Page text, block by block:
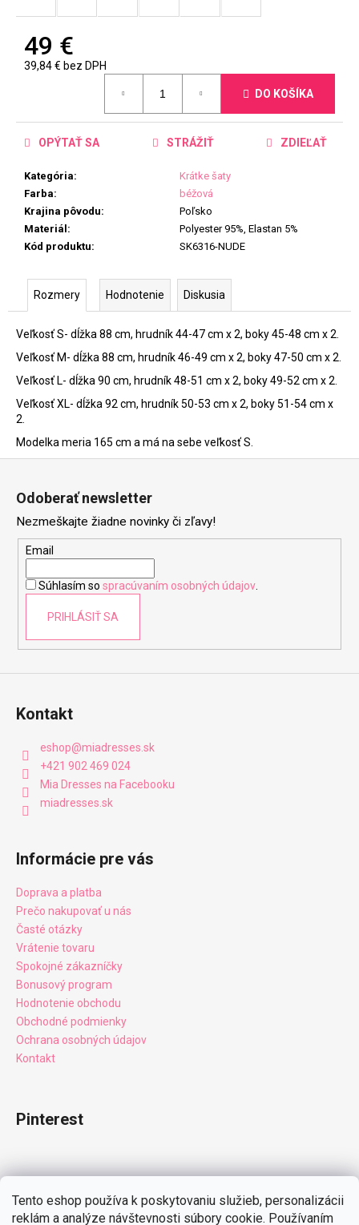
Tento eshop používa k poskytovaniu služieb, personalizácii
reklám a analýze návštevnosti súbory cookie. Používaním
49 €
39,84 € bez DPH
DO KOŠÍKA
Kategória:
Krátke šaty
Farba:
béžová
Krajina pôvodu:
Poľsko
Materiál :
Polyester 95%, Elastan 5%
Kód produktu: SK6316-NUDE
OPÝTAŤ SA STRÁŽIŤ ZDIEĽAŤ
Rozmery Hodnotenie Diskusia
Veľkosť S- dĺžka 88 cm, hrudník 44-47 cm x 2, boky 45-48 cm x 2.
Veľkosť M- dĺžka 88 cm, hrudník 46-49 cm x 2, boky 47-50 cm x 2.
Veľkosť L- dĺžka 90 cm, hrudník 48-51 cm x 2, boky 49-52 cm x 2.
Veľkosť XL- dĺžka 92 cm, hrudník 50-53 cm x 2, boky 51-54 cm x
2.
Modelka meria 165 cm a má na sebe veľkosť S.
Odoberať newsletter
Nezmeškajte žiadne novinky či zľavy!
Email
Súhlasím so spracúvaním osobných údajov.
PRIHLÁSIŤ SA
Kontakt
eshop@miadresses.sk
+421 902 469 024
Mia Dresses na Facebooku
miadresses.sk
Informácie pre vás
Doprava a platba
Prečo nakupovať u nás
Časté otázky
Vrátenie tovaru
Spokojné zákazníčky
Bonusový program
Hodnotenie obchodu
Obchodné podmienky
Ochrana osobných údajov
Kontakt
Pinterest